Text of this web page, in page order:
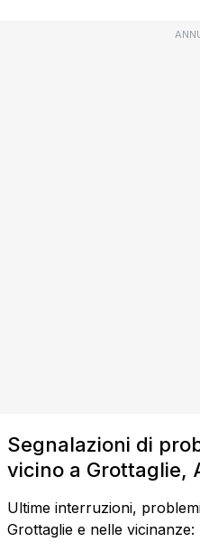
Segnalazioni di
vicino a Grottaglie,
Ultime interruzioni,
Grottaglie e nelle vicinanze: